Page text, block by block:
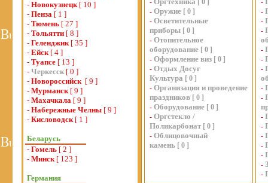
- Новокузнецк[ 10 ]
- Пенза [ 1 ]
- Тюмень [ 27 ]
- Тольятти [ 8 ]
- Геленджик[ 35 ]
- Ейск[ 4 ]
- Туапсе [ 13 ]
- Черкесск [ 0 ]
- Новороссийск [ 9 ]
- Мурманск[ 9 ]
- Махачкала [ 9 ]
- Набережные Челны [ 9 ]
- Кисловодск[ 1 ]
Беларусь
- Гомель [ 2 ]
- Минск[ 123 ]
Германия
-
[ 0 ]
- Оружие [ 0 ]
- Осветительные
приборы [ 0 ]
- Отопительное
оборудование [ 0 ]
- Оформление виз [ 0 ]
- Отдых Досуг
Культура [ 0 ]
- Организация и проведение
праздников [ 0 ]
- Оборудование [ 0 ]
- Оргстекло /
Поликарбонат [ 0 ]
- Облицовочный
камень [ 0 ]
-
-
-
-
-
-
-
-
-
-
-
-
-
-
-
-